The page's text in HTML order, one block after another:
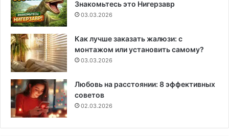
Знакомьтесь это Нигерзавр
03.03.2026
Как лучше заказать жалюзи: с
монтажом или установить самому?
03.03.2026
Любовь на расстоянии: 8 эффективных
советов
02.03.2026